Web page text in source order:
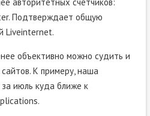
Подтверждает общую
Liveinternet.
объективно можно судить и
К примеру, наша
июль куда ближе к